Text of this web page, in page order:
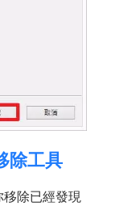
除工具
除已經發現